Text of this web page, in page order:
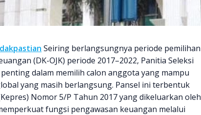
Seiring berlangsungnya periode pemilihan
(DK-OJK) periode 2017–2022, Panitia Seleksi
dalam memilih calon anggota yang mampu
yang masih berlangsung. Pansel ini terbentuk
Nomor 5/P Tahun 2017 yang dikeluarkan oleh
fungsi pengawasan keuangan melalui